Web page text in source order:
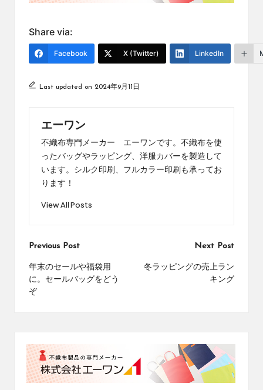
Share via:
Facebook X (Twitter) LinkedIn
Last updated on 2024年9月11日
エーワン
不織布専門メーカー エーワンです。不織布を使
ったバッグやラッピング、洋服カバーを製造して
います。シルク印刷、フルカラー印刷も承ってお
ります！
View All Posts
Post
navigation
Previous Post
年末のセールや福袋用
に。セールバッグをどう
ぞ
Next Post
冬ラッピングの売上ラン
キング